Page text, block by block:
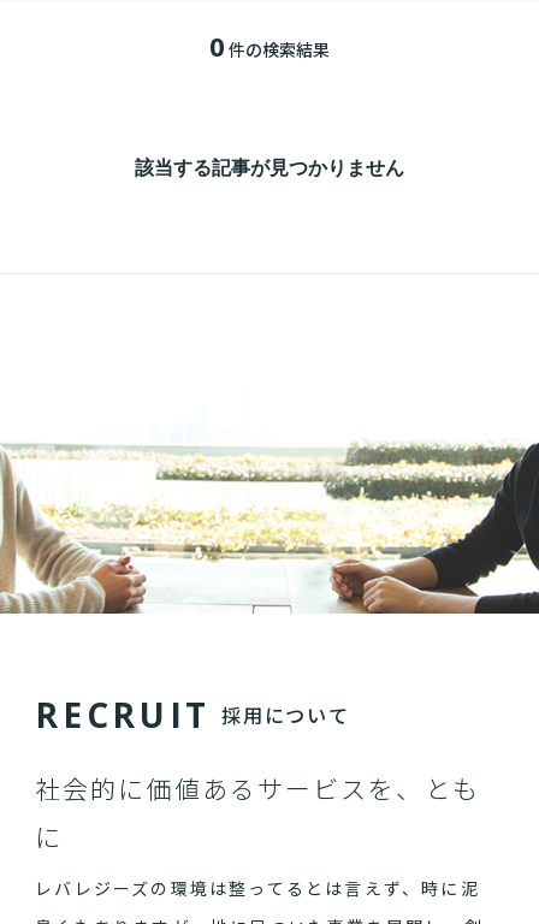
0 件の検索結果
該当する記事が見つかりません
RECRU IT 採用について
社会的に価値あるサービスを、とも
に
レバレジーズの環境は整ってるとは言えず、時に泥